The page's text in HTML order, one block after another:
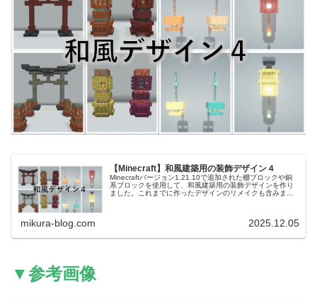
【Minecraft】和風建築用の装飾デザイン４
Minecraftバージョン1.21.10で追加された棚ブロックや銅
系ブロックを使用して、和風建築用の装飾デザインを作り
ました。これまでに作ったデザインのリメイクも含みま
mikura-blog.com 2025.12.05
▼参考画像